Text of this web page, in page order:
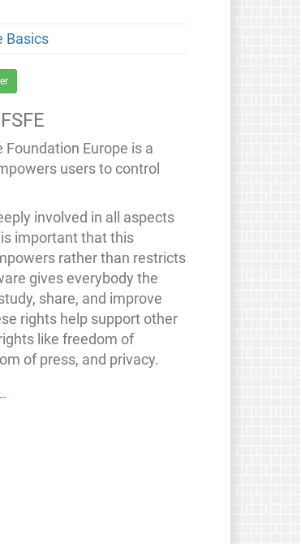
Basics
Foundation Europe is a
users to control
involved in all aspects
important that this
rather than restricts
gives everybody the
share, and improve
rights help support other
like freedom of
of press, and privacy.